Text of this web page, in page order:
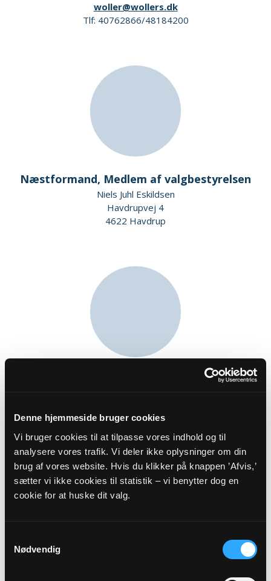
Denne hjemmeside bruger cookies
Vi bruger cookies til at tilpasse vores indhold og til
analysere vores trafik. Vi deler ikke oplysninger om din
brug af vores website. Hvis du klikker på knappen ’Afvis,’
sætter vi ikke cookies til statistik – vi benytter dog en
cookie for at huske dit valg.
Nødvendig
woller@wollers.dk
Tlf: 40762866/48184200
Næstformand, Medlem af valgbestyrelsen
Niels Juhl Eskildsen
Havdrupvej 4
4622 Havdrup
4621 Gadstrup